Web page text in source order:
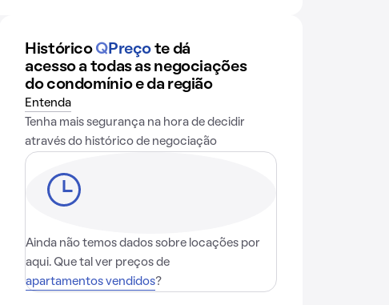
Histórico QPreço te dá
acesso a todas as negociações
do condomínio e da região
Entenda
Tenha mais segurança na hora de decidir
através do histórico de negociação
Ainda não temos dados sobre locações por
aqui. Que tal ver preços de
apartamentos vendidos?